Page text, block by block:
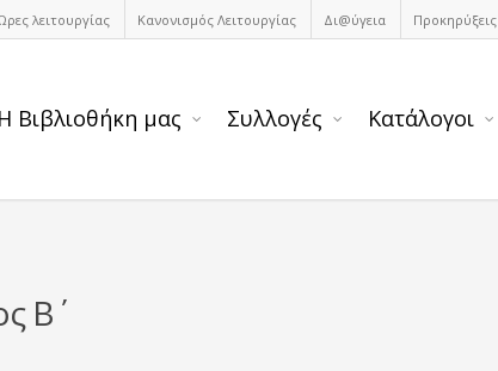
λειτουργίας Κανονισμός Λειτουργίας Δι@ύγεια Προκηρύξεις
Η Βιβλιοθήκη μας Συλλογές Κατάλογοι
Β΄